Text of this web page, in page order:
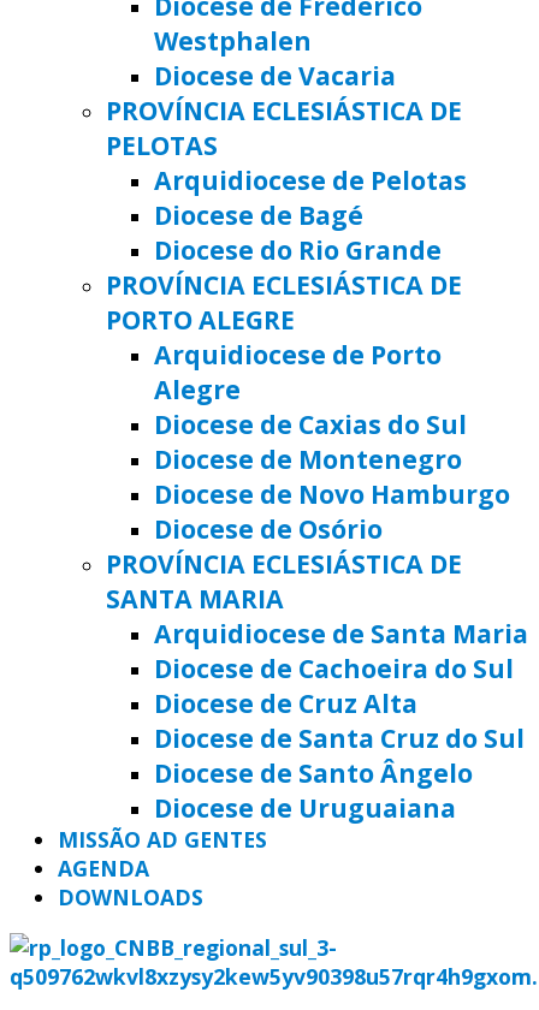
Westphalen
Diocese de Vacaria
PROVÍNCIA ECLESIÁSTICA DE
PELOTAS
Arquidiocese de Pelotas
Diocese de Bagé
Diocese do Rio Grande
PROVÍNCIA ECLESIÁSTICA DE
PORTO ALEGRE
Arquidiocese de Porto
Alegre
Diocese de Caxias do Sul
Diocese de Montenegro
Diocese de Novo Hamburgo
Diocese de Osório
PROVÍNCIA ECLESIÁSTICA DE
SANTA MARIA
Arquidiocese de Santa Maria
Diocese de Cachoeira do Sul
Diocese de Cruz Alta
Diocese de Santa Cruz do Sul
Diocese de Santo Ângelo
Diocese de Uruguaiana
MISSÃO AD GENTES
AGENDA
DOWNLOADS